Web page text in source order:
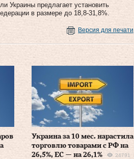
Украины предлагает установить
в размере до 18,8-31,8%.
Версия для печати
Украина за 10 мес. нарастила
торговлю товарами с РФ на
26,5%, ЕС — на 26,1%
24791